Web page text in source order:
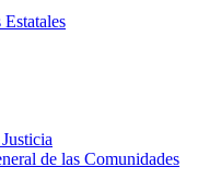
de las Comunidades